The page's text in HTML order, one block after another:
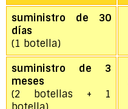
suministro de 30
días
(1 botella)
suministro de 3
meses
(2 botellas + 1